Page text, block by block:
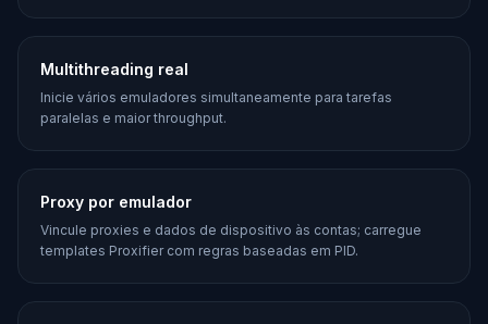
Multithreading real
Inicie vários emuladores simultaneamente para tarefas
paralelas e maior throughput.
Proxy por emulador
Vincule proxies e dados de dispositivo às contas; carregue
templates Proxifier com regras baseadas em PID.